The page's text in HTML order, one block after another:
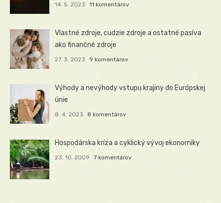
14. 5. 2023 11 komentárov
Vlastné zdroje, cudzie zdroje a ostatné pasíva
ako finančné zdroje
27. 3. 2023 9 komentárov
Výhody a nevýhody vstupu krajiny do Európskej
únie
8. 4. 2023 8 komentárov
Hospodárska kríza a cyklický vývoj ekonomiky
23. 10. 2009 7 komentárov